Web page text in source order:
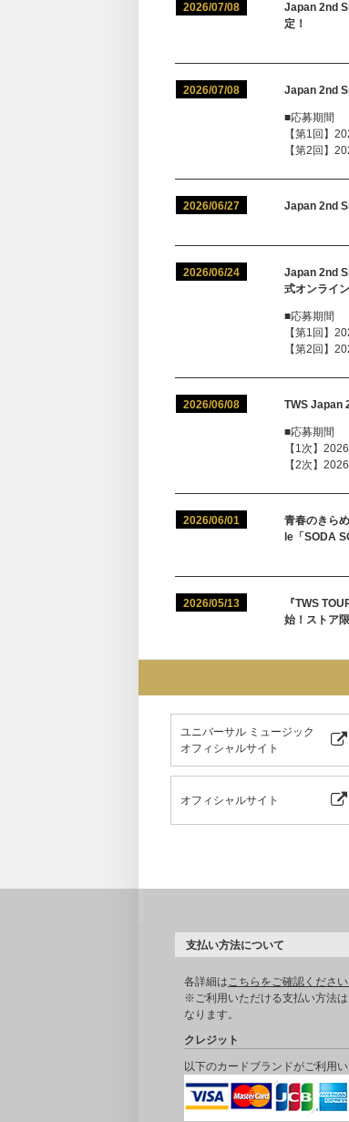
2026/07/08
Japan 2nd
定！
2026/07/08 Japan 2nd
■応募期間
【第1回】
【第2回】
2026/06/27 Japan 2nd
2026/06/24
Japan 2nd
式オンライ
■応募期間
【第1回】
【第2回】
2026/06/08 TWS Japan
■応募期間
【1次】
【2次】
2026/06/01
青春のきら
le「SODA
2026/05/13
『TWS
始！ストア
ユニバーサル ミュージック
オフィシャルサイト
オフィシャルサイト
支払い方法について
各詳細はこちらをご確認ください
※ご利用いただける支払い方法
なります。
クレジット
以下のカードブランドがご利用い